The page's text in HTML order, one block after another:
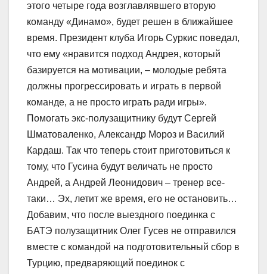
этого четыре года возглавлявшего вторую
команду «Динамо», будет решен в ближайшее
время. Президент клуба Игорь Суркис поведал,
что ему «нравится подход Андрея, который
базируется на мотивации, – молодые ребята
должны прогрессировать и играть в первой
команде, а не просто играть ради игры».
Помогать экс-полузащитнику будут Сергей
Шматоваленко, Александр Мороз и Василий
Кардаш. Так что теперь стоит приготовиться к
тому, что Гусина будут величать не просто
Андрей, а Андрей Леонидович – тренер все-
таки… Эх, летит же время, его не остановить…
Добавим, что после выездного поединка с
БАТЭ полузащитник Олег Гусев не отправился
вместе с командой на подготовительный сбор в
Турцию, предваряющий поединок с